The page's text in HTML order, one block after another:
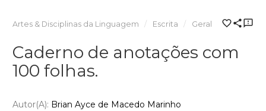
Artes & Disciplinas da Linguagem Escrita Geral
Caderno de anotações com
100 folhas.
Autor(a): Brian Ayce de Macedo Marinho